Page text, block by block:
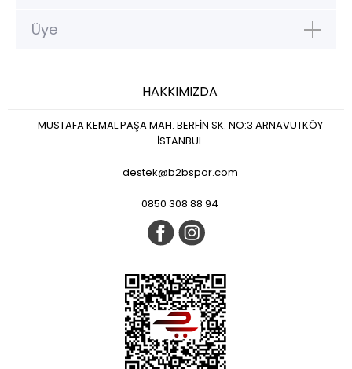
Üye
HAKKIMIZDA
MUSTAFA KEMAL PAŞA MAH. BERFİN SK. NO:3 ARNAVUTKÖY
İSTANBUL
destek@b2bspor.com
0850 308 88 94